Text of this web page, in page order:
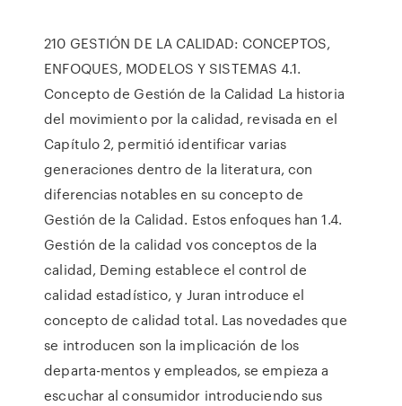
210 GESTIÓN DE LA CALIDAD: CONCEPTOS,
ENFOQUES, MODELOS Y SISTEMAS 4.1.
Concepto de Gestión de la Calidad La historia
del movimiento por la calidad, revisada en el
Capítulo 2, permitió identiﬁcar varias
generaciones dentro de la literatura, con
diferencias notables en su concepto de
Gestión de la Calidad. Estos enfoques han 1.4.
Gestión de la calidad vos conceptos de la
calidad, Deming establece el control de
calidad estadístico, y Juran introduce el
concepto de calidad total. Las novedades que
se introducen son la implicación de los
departa-mentos y empleados, se empieza a
escuchar al consumidor introduciendo sus